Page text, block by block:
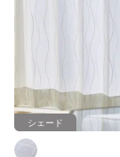
シェード